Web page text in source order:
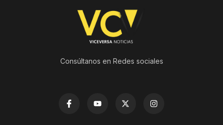
Consúltanos en Redes sociales